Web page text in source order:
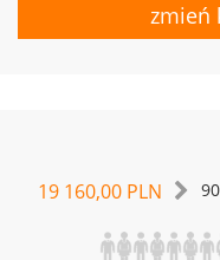
zmień
19 160,00 PLN